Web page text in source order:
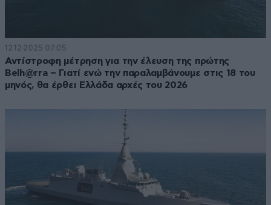
12·12·2025 07:05
Αντίστροφη μέτρηση για την έλευση της πρώτης
Belh@rra – Γιατί ενώ την παραλαμβάνουμε στις 18 του
μηνός, θα έρθει Ελλάδα αρχές του 2026